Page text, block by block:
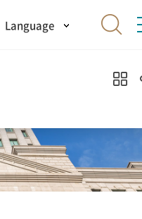
Language